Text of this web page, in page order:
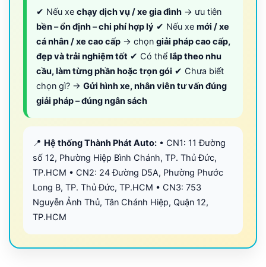
✔ Nếu xe chạy dịch vụ / xe gia đình → ưu tiên
bền – ổn định – chi phí hợp lý ✔ Nếu xe mới / xe
cá nhân / xe cao cấp → chọn giải pháp cao cấp,
đẹp và trải nghiệm tốt ✔ Có thể lắp theo nhu
cầu, làm từng phần hoặc trọn gói ✔ Chưa biết
chọn gì? → Gửi hình xe, nhân viên tư vấn đúng
giải pháp – đúng ngân sách
📍 Hệ thống Thành Phát Auto: • CN1: 11 Đường
số 12, Phường Hiệp Bình Chánh, TP. Thủ Đức,
TP.HCM • CN2: 24 Đường D5A, Phường Phước
Long B, TP. Thủ Đức, TP.HCM • CN3: 753
Nguyễn Ảnh Thủ, Tân Chánh Hiệp, Quận 12,
TP.HCM